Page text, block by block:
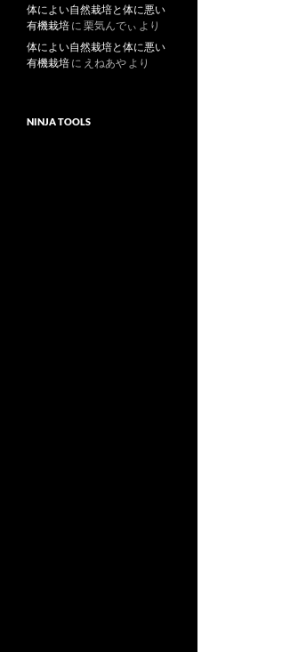
体によい自然栽培と体に悪い
有機栽培 に 栗気んでぃ より
体によい自然栽培と体に悪い
有機栽培 に えねあや より
NINJA TOOLS